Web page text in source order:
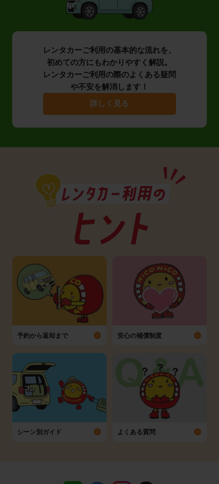
レンタカーご利用の基本的な流れを、
初めての方にもわかりやすく解説。
レンタカーご利用の際のよくある疑問
や不安を解消します！
詳しく見る
予約から返却まで 安心の補償制度
シーン別ガイド よくある質問